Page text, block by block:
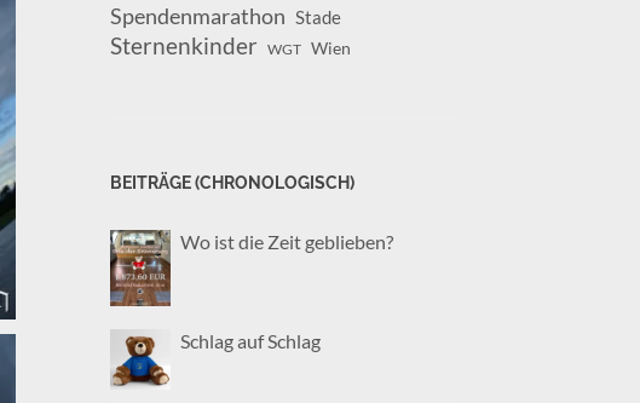
Spendenmarathon Stade
Sternenkinder WGT Wien
BEITRÄGE (CHRONOLOGISCH)
Wo ist die Zeit geblieben?
Schlag auf Schlag